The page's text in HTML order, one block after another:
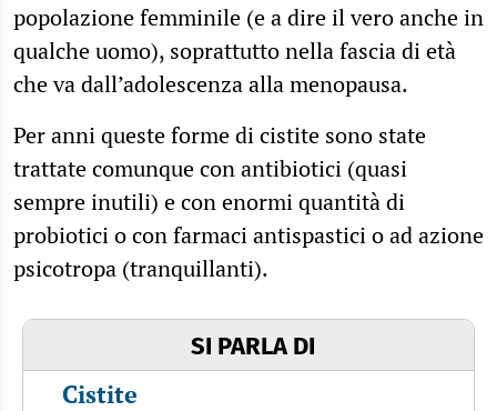
popolazione femminile (e a dire il vero anche in
qualche uomo), soprattutto nella fascia di età
che va dall’adolescenza alla menopausa.
Per anni queste forme di cistite sono state
trattate comunque con antibiotici (quasi
sempre inutili) e con enormi quantità di
probiotici o con farmaci antispastici o ad azione
psicotropa (tranquillanti).
SI PARLA DI
Cistite